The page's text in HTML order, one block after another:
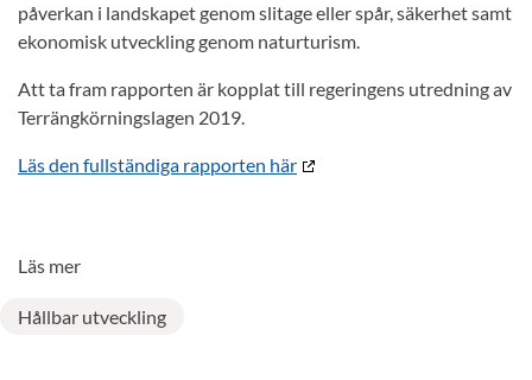
påverkan i landskapet genom slitage eller spår, säkerhet samt
ekonomisk utveckling genom naturturism.
Att ta fram rapporten är kopplat till regeringens utredning av
Terrängkörningslagen 2019.
Läs den fullständiga rapporten här
Läs mer
Hållbar utveckling